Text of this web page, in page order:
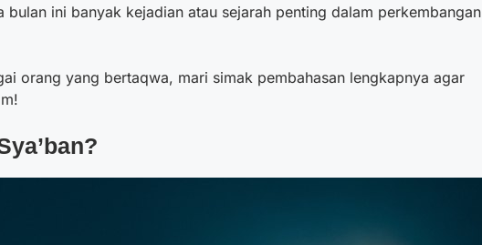
bulan ini banyak kejadian atau sejarah penting dalam perkembangan
orang yang bertaqwa, mari simak pembahasan lengkapnya agar